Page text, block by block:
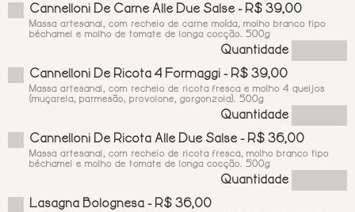
Cannelloni De Carne Alle Due Salse - R$ 39,00
Quantidade
Massa artesanal, com recheio de carne moída, molho branco tipo
béchamel e molho de tomate de longa cocção. 500g
Cannelloni De Ricota 4 Formaggi - R$ 39,00
Quantidade
Massa artesanal, com recheio de ricota fresca e molho 4 queijos
(muçarela, parmesão, provolone, gorgonzola). 500g
Cannelloni De Ricota Alle Due Salse - R$ 36,00
Quantidade
Massa artesanal, com recheio de ricota fresca, molho branco tipo
béchamel e molho de tomate de longa cocção. 500g
Lasagna Bolognesa - R$ 36,00